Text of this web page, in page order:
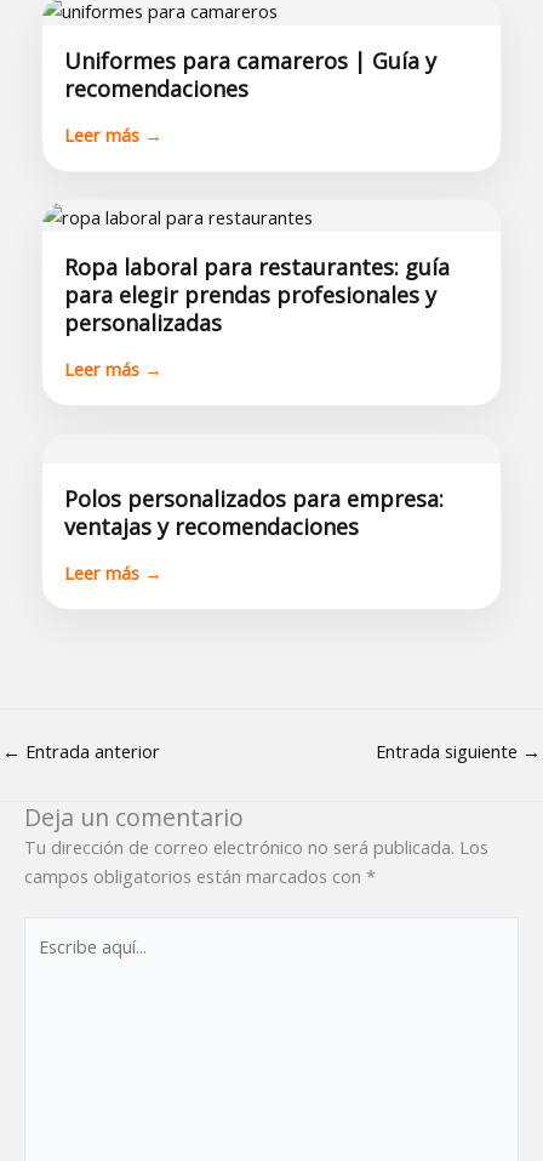
Uniformes para camareros | Guía y
recomendaciones
Leer más →
Ropa laboral para restaurantes: guía
para elegir prendas profesionales y
personalizadas
Leer más →
Polos personalizados para empresa:
ventajas y recomendaciones
Leer más →
← Entrada anterior Entrada siguiente →
Deja un comentario
Tu dirección de correo electrónico no será publicada. Los
campos obligatorios están marcados con *
aquí...